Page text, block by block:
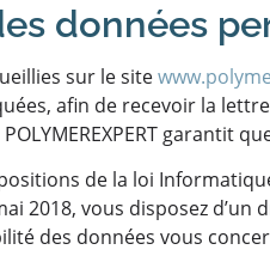
données
sur le site
afin de recevoir la
POLYMEREXPERT garantit
de la loi
2018, vous disposez
des données vous